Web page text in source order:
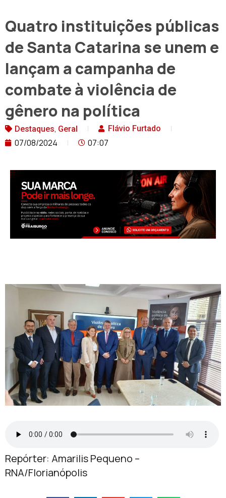
Quatro instituições públicas
de Santa Catarina se unem e
lançam a campanha de
combate à violência de
gênero na política
Destaques, Geral Flávio Furtado
07/08/2024 07:07
Repórter: Amarilis Pequeno –
RNA/Florianópolis